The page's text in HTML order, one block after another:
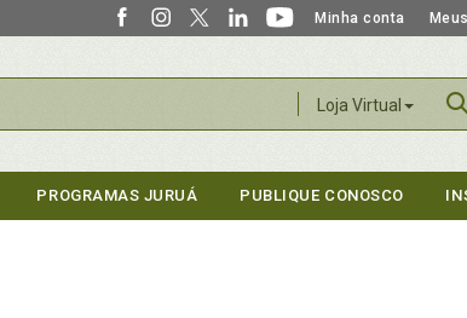
Minha conta
Loja Virtual
PROGRAMAS JURUÁ PUBLIQUE CONOSCO